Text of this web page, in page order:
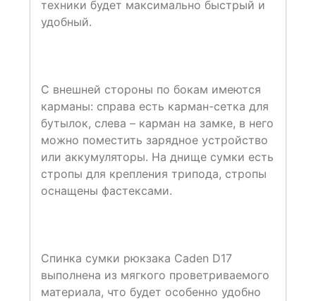
техники будет максимально быстрый и
удобный.
С внешней стороны по бокам имеются
карманы: справа есть карман-сетка для
бутылок, слева – карман на замке, в него
можно поместить зарядное устройство
или аккумуляторы. На днище сумки есть
стропы для крепления трипода, стропы
оснащены фастексами.
Спинка сумки рюкзака Caden D17
выполнена из мягкого проветриваемого
материала, что будет особенно удобно